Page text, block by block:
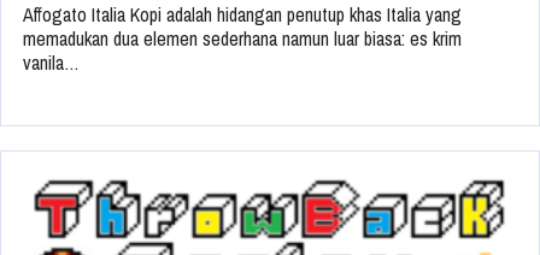
Affogato Italia Kopi adalah hidangan penutup khas Italia yang
memadukan dua elemen sederhana namun luar biasa: es krim
vanila…